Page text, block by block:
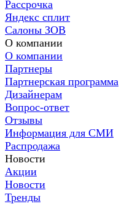
Рассрочка
Яндекс сплит
Салоны ЗОВ
О компании
О компании
Партнеры
Партнерская программа
Дизайнерам
Вопрос-ответ
Отзывы
Информация для СМИ
Распродажа
Новости
Акции
Новости
Тренды